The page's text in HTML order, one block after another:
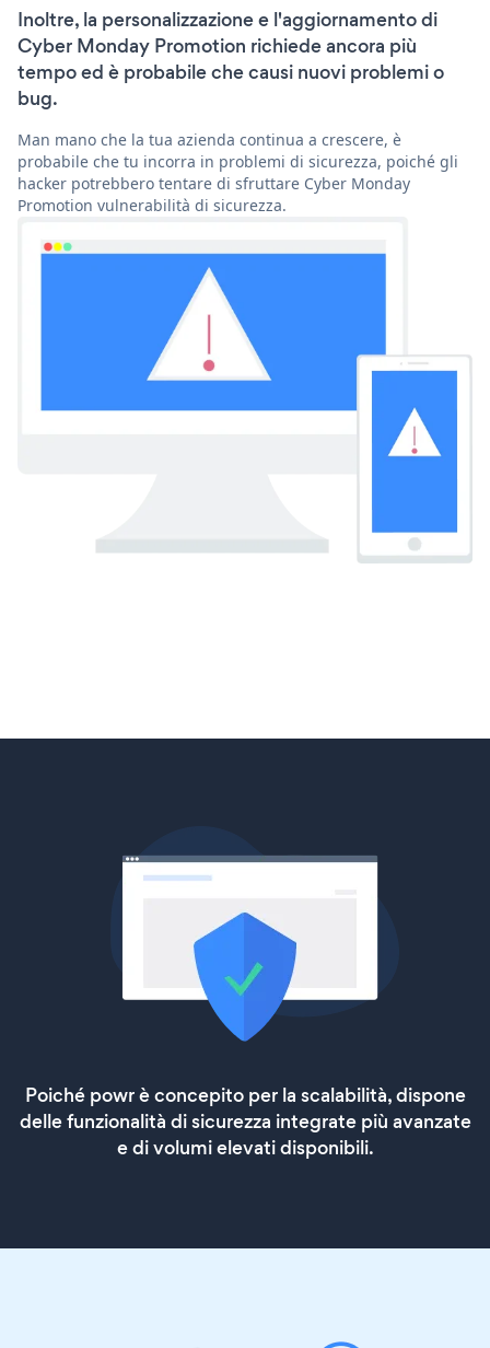
Inoltre, la personalizzazione e l'aggiornamento di
Cyber Monday Promotion richiede ancora più
tempo ed è probabile che causi nuovi problemi o
bug.
Man mano che la tua azienda continua a crescere, è
probabile che tu incorra in problemi di sicurezza, poiché gli
hacker potrebbero tentare di sfruttare Cyber Monday
Promotion vulnerabilità di sicurezza.
Poiché powr è concepito per la scalabilità, dispone
delle funzionalità di sicurezza integrate più avanzate
e di volumi elevati disponibili.